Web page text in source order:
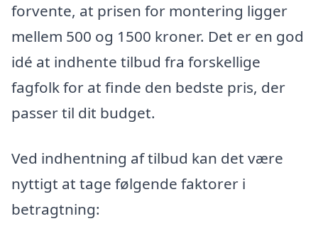
forvente, at prisen for montering ligger
mellem 500 og 1500 kroner. Det er en god
idé at indhente tilbud fra forskellige
fagfolk for at finde den bedste pris, der
passer til dit budget.
Ved indhentning af tilbud kan det være
nyttigt at tage følgende faktorer i
betragtning: